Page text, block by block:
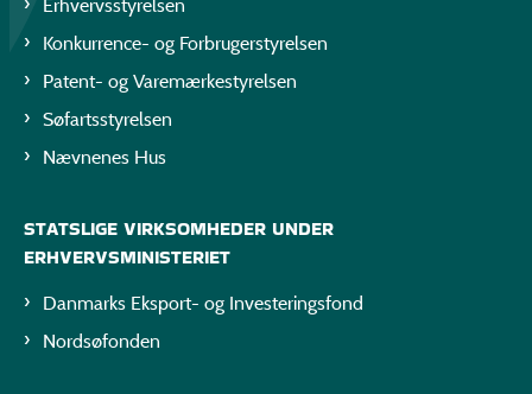
Erhvervsstyrelsen
Konkurrence- og Forbrugerstyrelsen
Patent- og Varemærkestyrelsen
Søfartsstyrelsen
Nævnenes Hus
STATSLIGE VIRKSOMHEDER UNDER
ERHVERVSMINISTERIET
Danmarks Eksport- og Investeringsfond
Nordsøfonden